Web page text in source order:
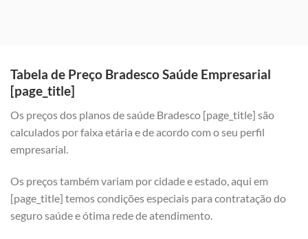
Tabela de Preço Bradesco Saúde Empresarial
[page_title]
Os preços dos planos de saúde Bradesco [page_title] são
calculados por faixa etária e de acordo com o seu perfil
empresarial.
Os preços também variam por cidade e estado, aqui em
[page_title] temos condições especiais para contratação do
seguro saúde e ótima rede de atendimento.